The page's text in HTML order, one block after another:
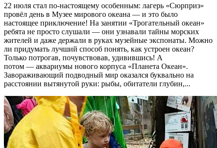
22 июля стал по-настоящему особенным: лагерь «Сюрприз»
провёл день в Музее мирового океана — и это было
настоящее приключение! На занятии «Трогательный океан»
ребята не просто слушали — они узнавали тайны морских
жителей и даже держали в руках музейные экспонаты. Можно
ли придумать лучший способ понять, как устроен океан?
Только потрогав, почувствовав, удивившись! А
потом — аквариумы нового корпуса «Планета Океан».
Завораживающий подводный мир оказался буквально на
расстоянии вытянутой руки: рыбы, обитатели глубин,...